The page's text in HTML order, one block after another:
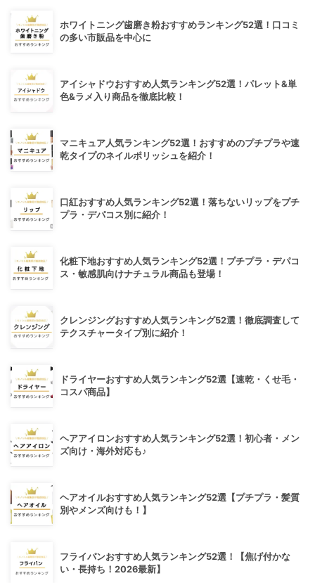
ホワイトニング歯磨き粉おすすめランキング52選！口コミ
の多い市販品を中心に
アイシャドウおすすめ人気ランキング52選！パレット&単
色&ラメ入り商品を徹底比較！
マニキュア人気ランキング52選！おすすめのプチプラや速
乾タイプのネイルポリッシュを紹介！
口紅おすすめ人気ランキング52選！落ちないリップをプチ
プラ・デパコス別に紹介！
化粧下地おすすめ人気ランキング52選！プチプラ・デパコ
ス・敏感肌向けナチュラル商品も登場！
クレンジングおすすめ人気ランキング52選！徹底調査して
テクスチャータイプ別に紹介！
ドライヤーおすすめ人気ランキング52選【速乾・くせ毛・
コスパ商品】
ヘアアイロンおすすめ人気ランキング52選！初心者・メン
ズ向け・海外対応も♪
ヘアオイルおすすめ人気ランキング52選【プチプラ・髪質
別やメンズ向けも！】
フライパンおすすめ人気ランキング52選！【焦げ付かな
い・長持ち！2026最新】